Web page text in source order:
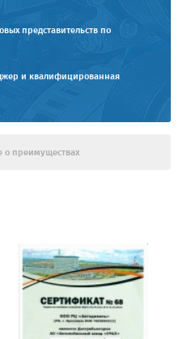
представительств по
и квалифицированная
о преимуществах